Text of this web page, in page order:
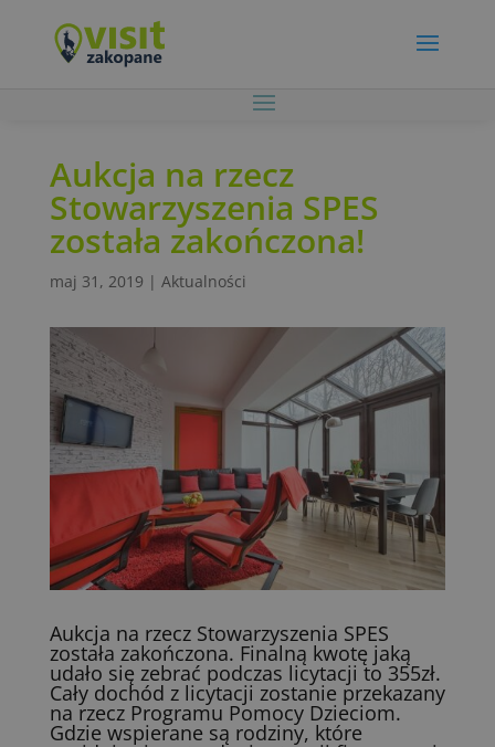
Aukcja na rzecz
Stowarzyszenia SPES
została zakończona!
maj 31, 2019 | Aktualności
Aukcja na rzecz Stowarzyszenia SPES
została zakończona. Finalną kwotę jaką
udało się zebrać podczas licytacji to 355zł.
Cały dochód z licytacji zostanie przekazany
na rzecz Programu Pomocy Dzieciom.
Gdzie wspierane są rodziny, które